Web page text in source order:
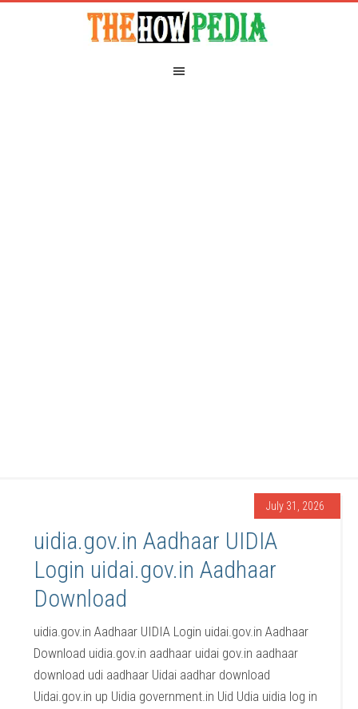
July 31, 2026
uidia.gov.in Aadhaar UIDIA
Login uidai.gov.in Aadhaar
Download
uidia.gov.in Aadhaar UIDIA Login uidai.gov.in Aadhaar
Download uidia.gov.in aadhaar uidai gov.in aadhaar
download udi aadhaar Uidai aadhar download
Uidai.gov.in up Uidia government.in Uid Udia uidia log in